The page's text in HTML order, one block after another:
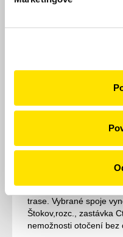
N11 – N13 nové
Uzavírka
Z důvodu uzavírky
450651 a 450660 dle
posunuta do ulice k
Uzavírka Štokov
Z důvodu opravy silnice
trase. Vybrané spoje
Štokov,rozc., zastávka
nemožnosti otočení bez